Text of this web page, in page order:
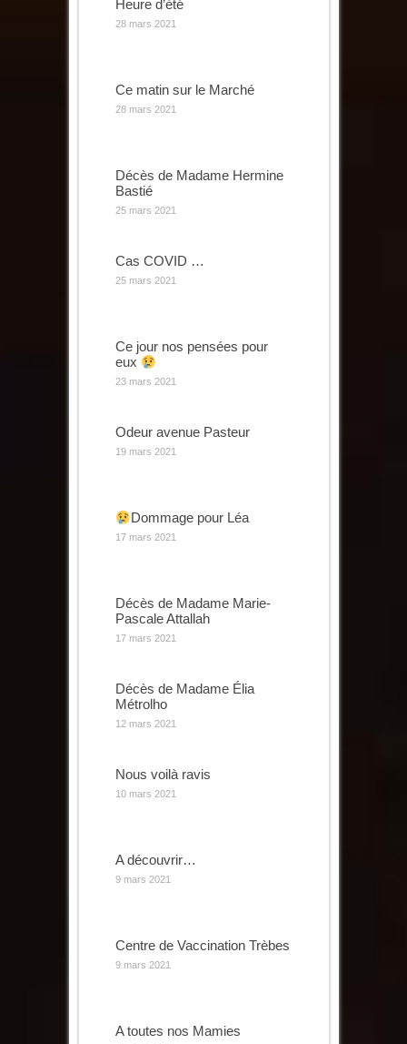
Heure d’été
28 mars 2021
Ce matin sur le Marché
28 mars 2021
Décès de Madame Hermine
Bastié
25 mars 2021
Cas COVID …
25 mars 2021
Ce jour nos pensées pour
eux
23 mars 2021
Odeur avenue Pasteur
19 mars 2021
Dommage pour Léa
17 mars 2021
Décès de Madame Marie-
Pascale Attallah
17 mars 2021
Décès de Madame Élia
Métrolho
12 mars 2021
Nous voilà ravis
10 mars 2021
A découvrir…
9 mars 2021
Centre de Vaccination Trèbes
9 mars 2021
A toutes nos Mamies